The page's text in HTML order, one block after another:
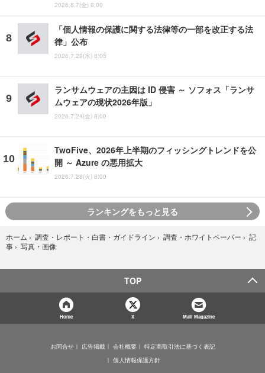
2026.8.7(金) 8:00
「個人情報の保護に関する法律等の一部を改正する法
律」公布
2026.7.29(水) 8:05
ランサムウェアの主因は ID 侵害 ～ ソフォス「ランサ
ムウェアの現状2026年版」
2026.7.24(金) 8:00
TwoFive、2026年上半期のフィッシングトレンドを公
開 ～ Azure の悪用拡大
2026.7.28(火) 8:00
ランキングをもっと見る
ホーム › 調査・レポート・白書・ガイドライン › 調査・ホワイトペーパー › 記
事 › 写真・画像
TOP
Home X Mail Magazine
お問合せ 広告掲載 会社概要
特定商取引法に基づく表記
個人情報保護方針